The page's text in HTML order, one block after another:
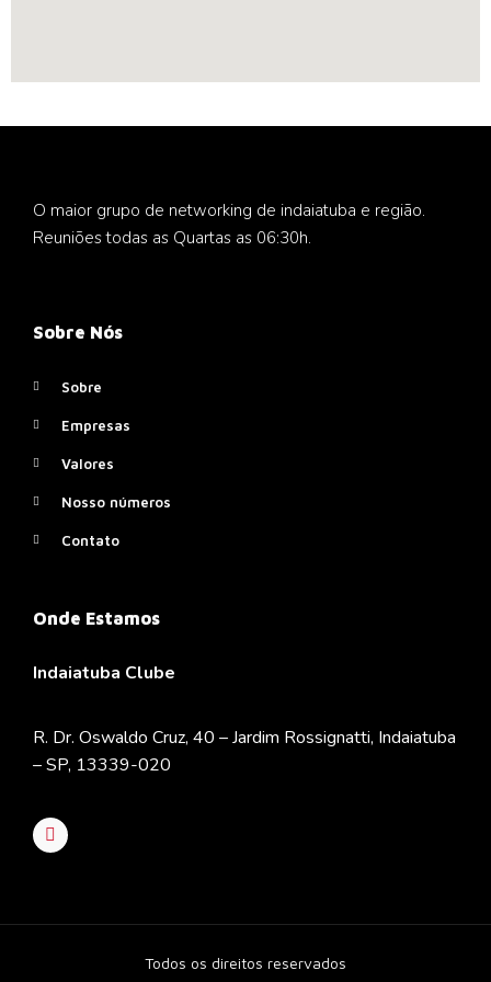
O maior grupo de networking de indaiatuba e região.
Reuniões todas as Quartas as 06:30h.
Sobre Nós
Sobre
Empresas
Valores
Nosso números
Contato
Onde Estamos
Indaiatuba Clube
R. Dr. Oswaldo Cruz, 40 – Jardim Rossignatti, Indaiatuba
– SP, 13339-020
Todos os direitos reservados